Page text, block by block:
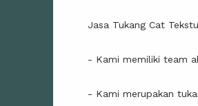
Jasa Tukang Cat
- Kami memiliki team
- Kami merupakan